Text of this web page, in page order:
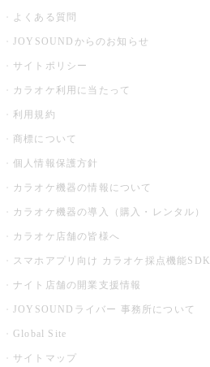
よくある質問
JOYSOUNDからのお知らせ
サイトポリシー
カラオケ利用に当たって
利用規約
商標について
個人情報保護方針
カラオケ機器の情報について
カラオケ機器の導入（購入・レンタル）
カラオケ店舗の皆様へ
スマホアプリ向け カラオケ採点機能SDK
ナイト店舗の開業支援情報
JOYSOUNDライバー 事務所について
Global Site
サイトマップ